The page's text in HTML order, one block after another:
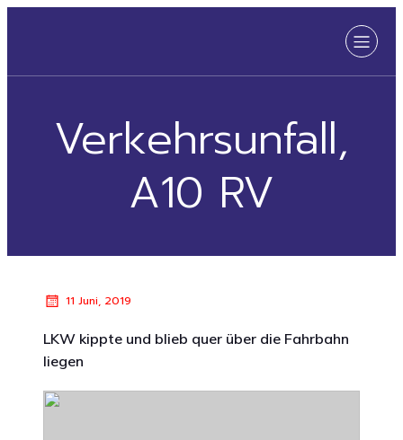
Verkehrsunfall,
A10 RV
11 Juni, 2019
LKW kippte und blieb quer über die Fahrbahn
liegen